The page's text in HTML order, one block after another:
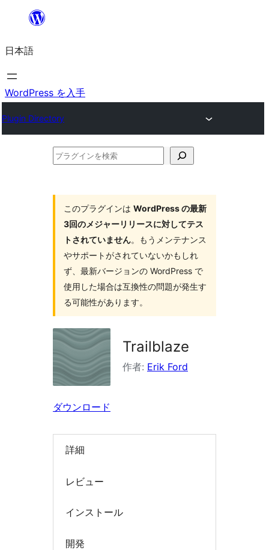
を
ス
キ
プ
日本語
WordPress を入手
Plugin Directory
プ
このプラグインは WordPress の最新
3回のメジャーリリースに対してテス
トされていません。もうメンテナンス
やサポートがされていないかもしれ
ず、最新バージョンの WordPress で
使用した場合は互換性の問題が発生す
る可能性があります。
Trailblaze
作者: Erik Ford
ダウンロード
詳細
レビュー
インストール
開発